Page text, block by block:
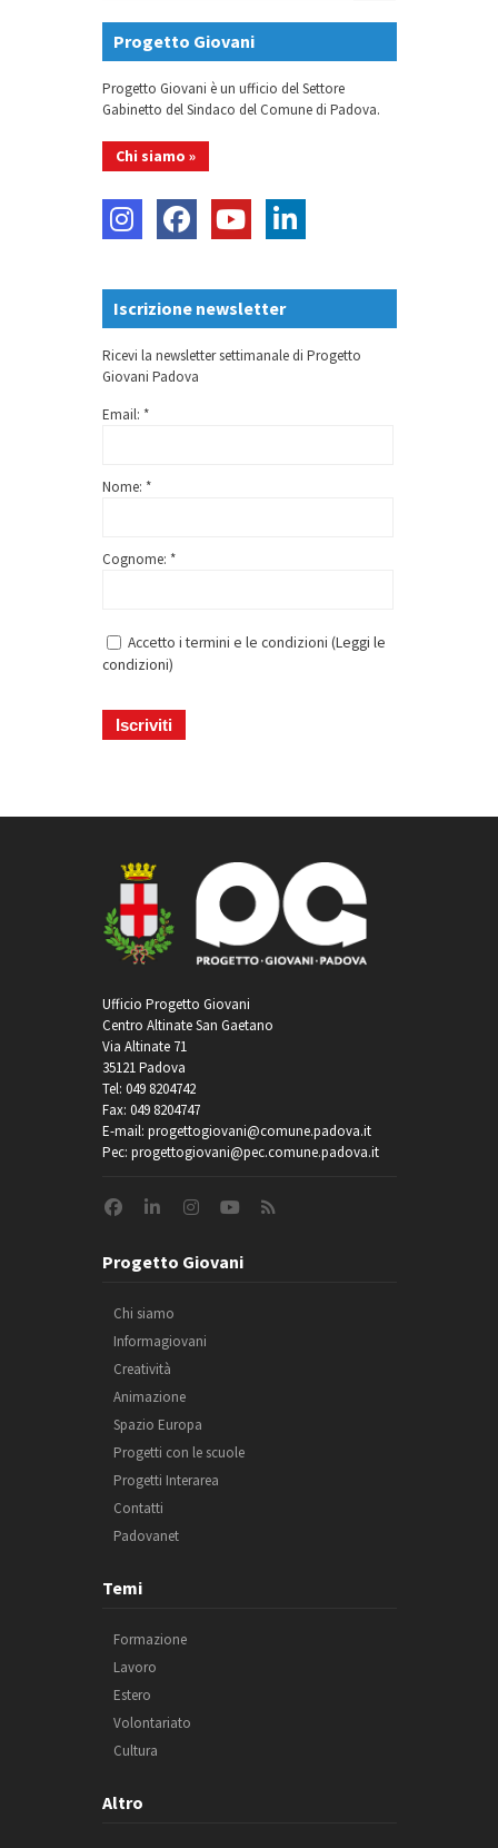
Progetto Giovani
Progetto Giovani è un ufficio del Settore
Gabinetto del Sindaco del Comune di Padova.
Chi siamo »
Iscrizione newsletter
Ricevi la newsletter settimanale di Progetto
Giovani Padova
Email: *
Nome: *
Cognome: *
Accetto i termini e le condizioni (Leggi le
condizioni)
Ufficio Progetto Giovani
Centro Altinate San Gaetano
Via Altinate 71
35121 Padova
Tel: 049 8204742
Fax: 049 8204747
E-mail: progettogiovani@comune.padova.it
Pec: progettogiovani@pec.comune.padova.it
Progetto Giovani
Chi siamo
Informagiovani
Creatività
Animazione
Spazio Europa
Progetti con le scuole
Progetti Interarea
Contatti
Padovanet
Temi
Formazione
Lavoro
Estero
Volontariato
Cultura
Altro